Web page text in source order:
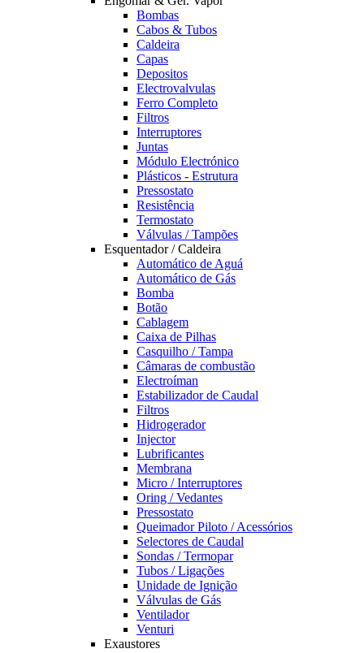
Bombas
Cabos & Tubos
Caldeira
Capas
Depositos
Electrovalvulas
Ferro Completo
Filtros
Interruptores
Juntas
Módulo Electrónico
Plásticos - Estrutura
Pressostato
Resistência
Termostato
Válvulas / Tampões
Esquentador / Caldeira
Automático de Aguá
Automático de Gás
Bomba
Botão
Cablagem
Caixa de Pilhas
Casquilho / Tampa
Câmaras de combustão
Electroíman
Estabilizador de Caudal
Filtros
Hidrogerador
Injector
Lubrificantes
Membrana
Micro / Interruptores
Oring / Vedantes
Pressostato
Queimador Piloto / Acessórios
Selectores de Caudal
Sondas / Termopar
Tubos / Ligações
Unidade de Ignição
Válvulas de Gás
Ventilador
Venturi
Exaustores